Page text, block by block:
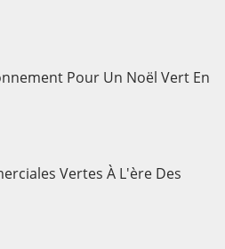
Pour Un Noël Vert En
Vertes À L'ère Des